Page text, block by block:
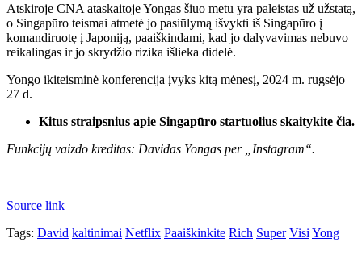
Atskiroje CNA ataskaitoje Yongas šiuo metu yra paleistas už užstatą,
o Singapūro teismai atmetė jo pasiūlymą išvykti iš Singapūro į
komandiruotę į Japoniją, paaiškindami, kad jo dalyvavimas nebuvo
reikalingas ir jo skrydžio rizika išlieka didelė.
Yongo ikiteisminė konferencija įvyks kitą mėnesį, 2024 m. rugsėjo
27 d.
Kitus straipsnius apie Singapūro startuolius skaitykite čia.
Funkcijų vaizdo kreditas: Davidas Yongas per „Instagram“.
Source link
Tags: David kaltinimai Netflix Paaiškinkite Rich Super Visi Yong